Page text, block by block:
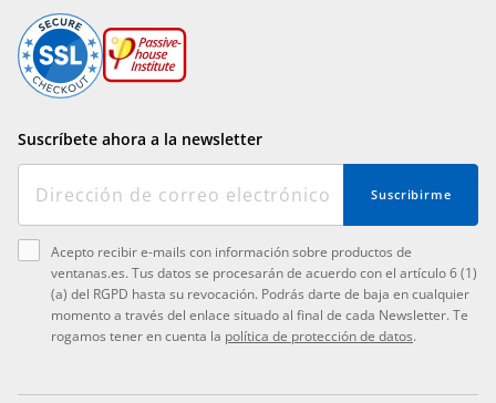
Suscríbete ahora a la newsletter
Suscribirme
Acepto recibir e-mails con información sobre productos de
ventanas.es. Tus datos se procesarán de acuerdo con el artículo 6 (1)
(a) del RGPD hasta su revocación. Podrás darte de baja en cualquier
momento a través del enlace situado al final de cada Newsletter. Te
rogamos tener en cuenta la política de protección de datos.